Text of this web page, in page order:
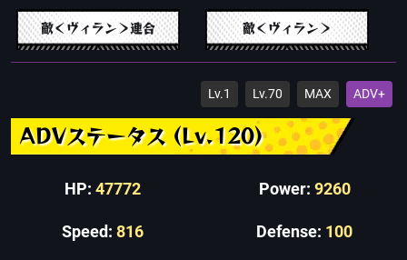
敵＜ヴィラン＞連合 敵＜ヴィラン＞
Lv.1 Lv.70 MAX ADV+
ADVステータス (Lv.120)
HP: 47772 Power: 9260
Speed: 816 Defense: 100